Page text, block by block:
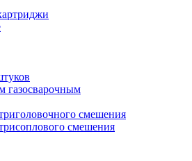
газосварочным
смешения
смешения